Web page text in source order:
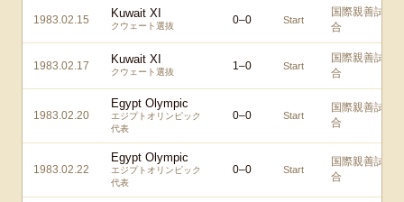
1983.02.15 Kuwait XI
クウェート選抜 0–0 Start
国際親善試
合
1983.02.17 Kuwait XI
クウェート選抜 1–0 Start
国際親善試
合
1983.02.20
Egypt Olympic
エジプトオリンピック
代表
0–0 Start
国際親善試
合
1983.02.22
Egypt Olympic
エジプトオリンピック
代表
0–0 Start
国際親善試
合